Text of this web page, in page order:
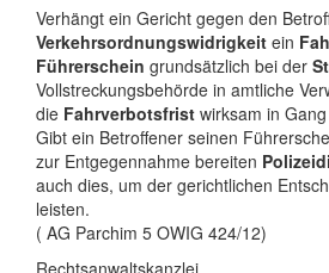
Verhängt ein Gericht gegen den
Verkehrsordnungswidrigkeit ein
Führerschein grundsätzlich bei der
Vollstreckungsbehörde in amtliche
die Fahrverbotsfrist wirksam in
Gibt ein Betroffener seinen
zur Entgegennahme bereiten
auch dies, um der gerichtlichen
leisten.
( AG Parchim 5 OWIG 424/12)
Rechtsanwaltskanzlei